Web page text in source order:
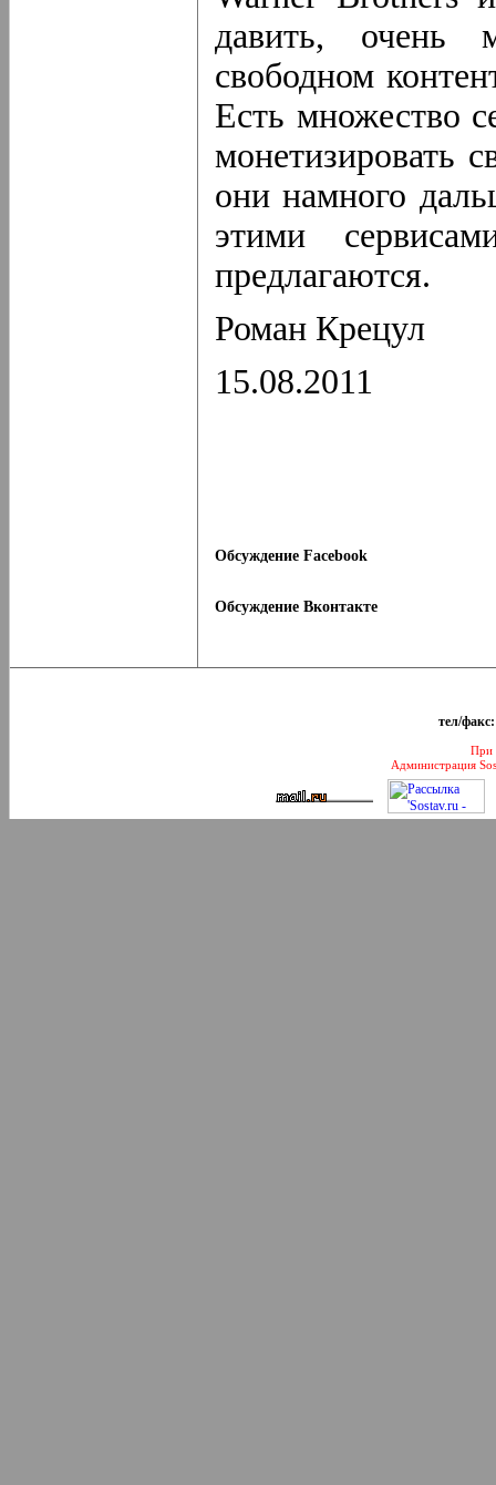
давить, очень
свободном
Есть множество
монетизировать
они намного
этими
предлагаются.
Роман Крецул
15.08.2011
Обсуждение Facebook
Обсуждение Вконтакте
тел/факс:
При
Администрация